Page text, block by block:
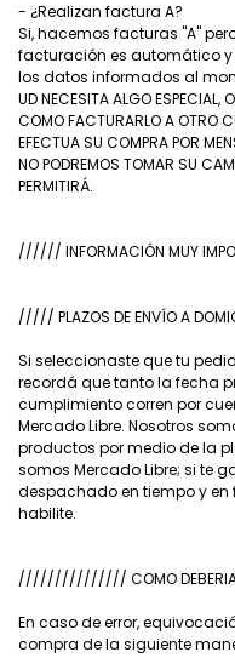
- ¿Realizan factura A?
Si, hacemos facturas "A"
facturación es automático y
los datos informados al
UD NECESITA ALGO ESPECIAL,
COMO FACTURARLO A OTRO
EFECTUA SU COMPRA POR
NO PODREMOS TOMAR SU
PERMITIRÁ.
////// INFORMACIÓN MUY
///// PLAZOS DE ENVÍO A
Si seleccionaste que tu
recordá que tanto la fecha
cumplimiento corren por
Mercado Libre. Nosotros
productos por medio de la
somos Mercado Libre; si te
despachado en tiempo y
habilite.
/////////////// COMO
En caso de error,
compra de la siguiente